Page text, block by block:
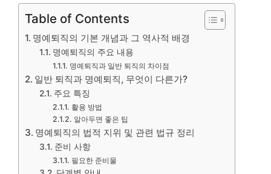
Table of Contents
명예퇴직의 기본 개념과 그 역사적 배경
명예퇴직의 주요 내용
명예퇴직과 일반 퇴직의 차이점
일반 퇴직과 명예퇴직, 무엇이 다른가?
주요 특징
활용 방법
알아두면 좋은 팁
명예퇴직의 법적 지위 및 관련 법규 정리
준비 사항
필요한 준비물